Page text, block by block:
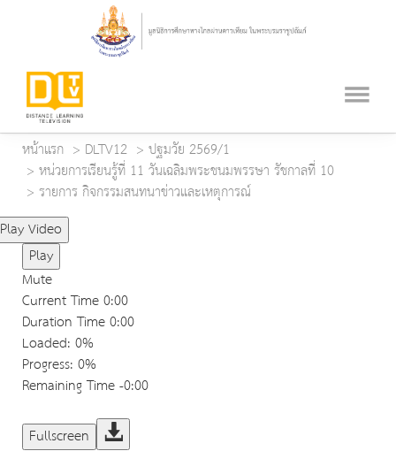
หน้าแรก DLTV12
ปฐมวัย 2569/1
หน่วยการเรียนรู้ที่ 11 วันเฉลิมพระชนมพรรษา รัชกาลที่ 10
รายการ กิจกรรมสนทนาข่าวและเหตุการณ์
Play Video
Play
Mute
Current Time0:00
Duration Time0:00
Loaded: 0%
Progress: 0%
Remaining Time-0:00
Fullscreen